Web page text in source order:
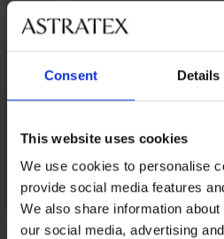
Consent Details
This website uses cookies
We use cookies to personalise
provide social media features
We also share information
our social media, advertising